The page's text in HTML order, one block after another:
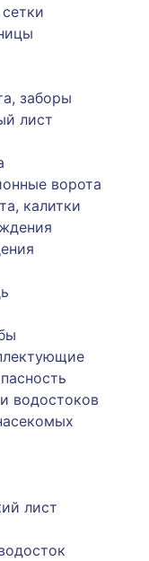
заборы
лист
ворота
калитки
водостоков
лист